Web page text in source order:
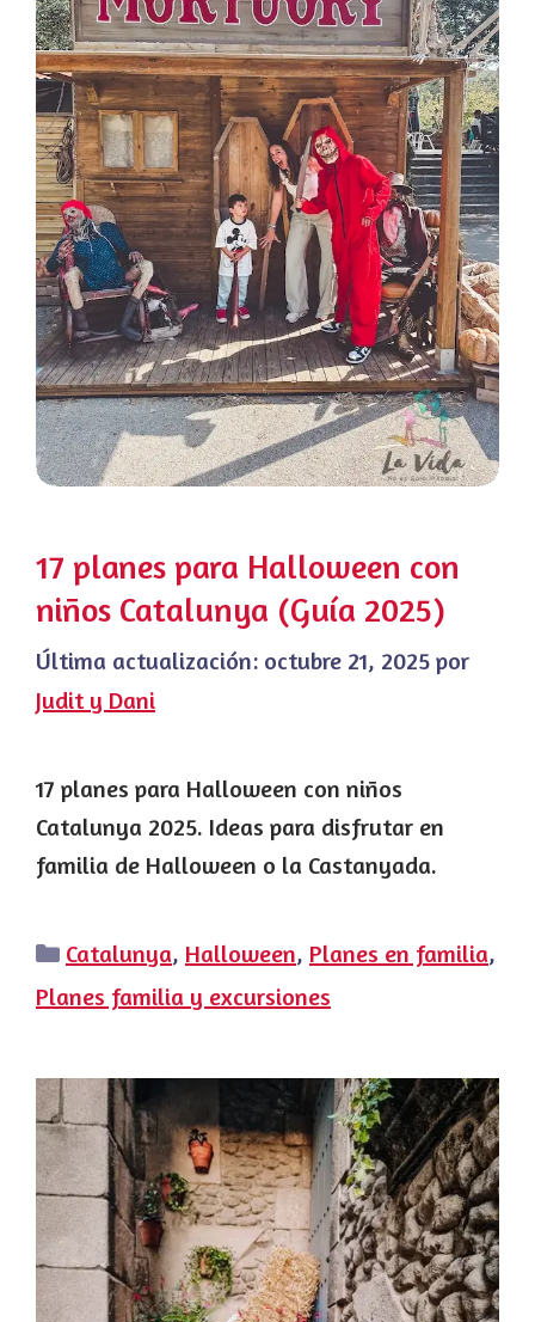
17 planes para Halloween con
niños Catalunya (Guía 2025)
Última actualización: octubre 21, 2025 por
Judit y Dani
17 planes para Halloween con niños
Catalunya 2025. Ideas para disfrutar en
familia de Halloween o la Castanyada.
Categorías
Catalunya, Halloween, Planes en familia,
Planes familia y excursiones